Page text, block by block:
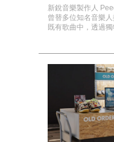
新銳音樂製作人
曾替多位知名音樂
既有歌曲中，透過